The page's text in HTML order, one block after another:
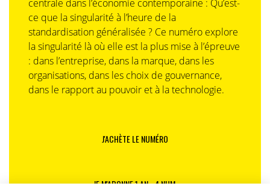
centrale dans l’économie contemporaine : Qu’est-
ce que la singularité à l’heure de la
standardisation généralisée ? Ce numéro explore
la singularité là où elle est la plus mise à l’épreuve
: dans l’entreprise, dans la marque, dans les
organisations, dans les choix de gouvernance,
dans le rapport au pouvoir et à la technologie.
J'ACHÈTE LE NUMÉRO
JE M'ABONNE 1 AN - 4 NUM.